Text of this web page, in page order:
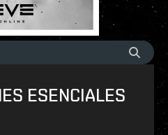
ESENCIALES